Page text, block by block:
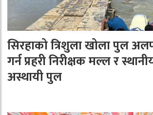
सिरहाको त्रिशुला खोला पुल
गर्न प्रहरी निरीक्षक मल्ल र
अस्थायी पुल